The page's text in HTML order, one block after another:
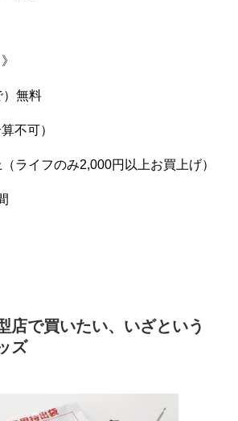
）無料
不可）
ライフのみ2,000円以上お買上げ）
店で買いたい、いざという
ズ